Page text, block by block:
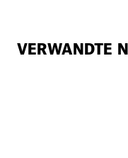
VERWANDTE